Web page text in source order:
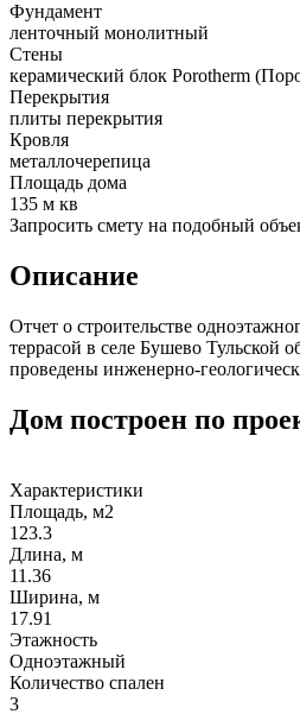
Фундамент
ленточный монолитный
Стены
керамический блок Porotherm
Перекрытия
плиты перекрытия
Кровля
металлочерепица
Площадь дома
135 м кв
Запросить смету на подобный
Описание
Отчет о строительстве
террасой в селе Бушево Тульской
проведены инженерно-
Дом построен по
Характеристики
Площадь, м2
123.3
Длина, м
11.36
Ширина, м
17.91
Этажность
Одноэтажный
Количество спален
3